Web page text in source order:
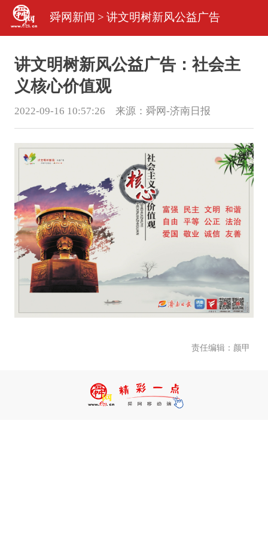
舜网新闻 > 讲文明树新风公益广告
讲文明树新风公益广告：社会主
义核心价值观
2022-09-16 10:57:26 来源： 舜网-济南日报
责任编辑：颜甲